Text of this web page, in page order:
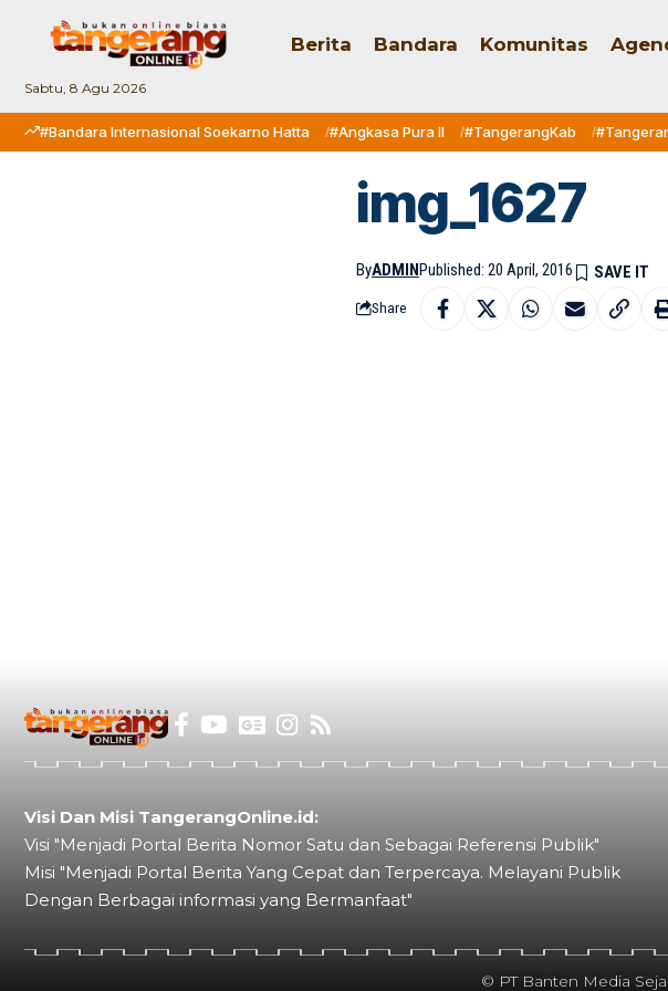
Sabtu, 8 Agu 2026
Berita Bandara Komunitas
#Bandara Internasional Soekarno Hatta #Angkasa Pura II #TangerangKab
img_1627
ByADMINPublished: 20 April, 2016
Share
Visi Dan Misi TangerangOnline.id:
Visi "Menjadi Portal Berita Nomor Satu dan Sebagai Referensi Publik"
Misi "Menjadi Portal Berita Yang Cepat dan Terpercaya. Melayani Publik
Dengan Berbagai informasi yang Bermanfaat"
© PT Banten Media